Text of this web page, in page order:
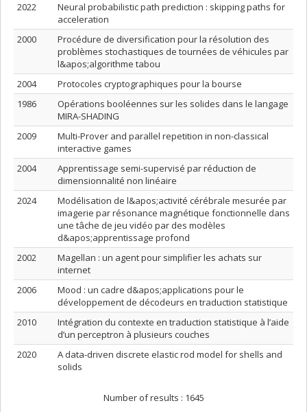
2022
Neural probabilistic path prediction : skipping paths for
acceleration
2000
Procédure de diversification pour la résolution des
problèmes stochastiques de tournées de véhicules par
l&apos;algorithme tabou
2004
Protocoles cryptographiques pour la bourse
1986
Opérations booléennes sur les solides dans le langage
MIRA-SHADING
2009
Multi-Prover and parallel repetition in non-classical
interactive games
2004
Apprentissage semi-supervisé par réduction de
dimensionnalité non linéaire
2024
Modélisation de l&apos;activité cérébrale mesurée par
imagerie par résonance magnétique fonctionnelle dans
une tâche de jeu vidéo par des modèles
d&apos;apprentissage profond
2002
Magellan : un agent pour simplifier les achats sur
internet
2006
Mood : un cadre d&apos;applications pour le
développement de décodeurs en traduction statistique
2010
Intégration du contexte en traduction statistique à l’aide
d’un perceptron à plusieurs couches
2020
A data-driven discrete elastic rod model for shells and
solids
Number of results : 1645